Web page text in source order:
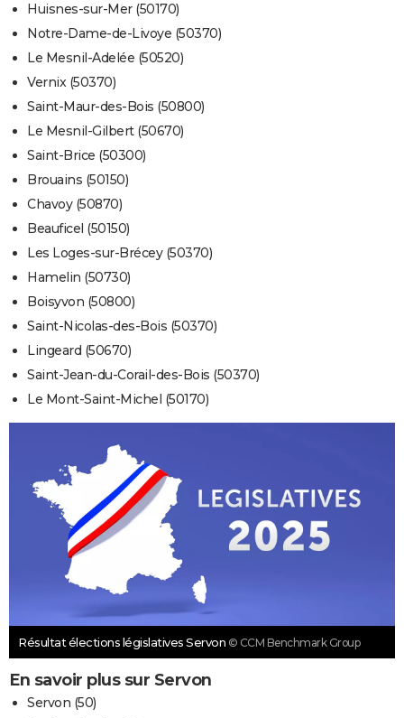
Huisnes-sur-Mer (50170)
Notre-Dame-de-Livoye (50370)
Le Mesnil-Adelée (50520)
Vernix (50370)
Saint-Maur-des-Bois (50800)
Le Mesnil-Gilbert (50670)
Saint-Brice (50300)
Brouains (50150)
Chavoy (50870)
Beauficel (50150)
Les Loges-sur-Brécey (50370)
Hamelin (50730)
Boisyvon (50800)
Saint-Nicolas-des-Bois (50370)
Lingeard (50670)
Saint-Jean-du-Corail-des-Bois (50370)
Le Mont-Saint-Michel (50170)
Résultat élections législatives Servon © CCM Benchmark Group
En savoir plus sur Servon
Servon (50)